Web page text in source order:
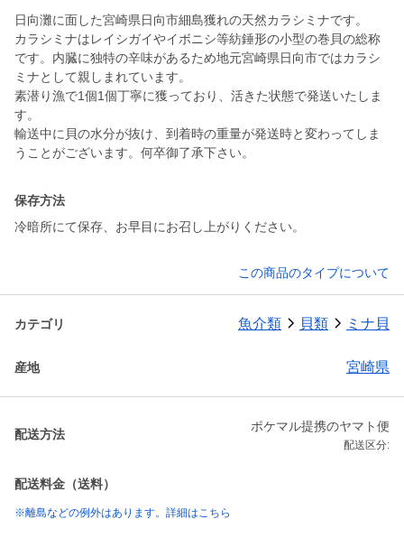
日向灘に面した宮崎県日向市細島獲れの天然カラシミナです。
カラシミナはレイシガイやイボニシ等紡錘形の小型の巻貝の総称
です。内臓に独特の辛味があるため地元宮崎県日向市ではカラシ
ミナとして親しまれています。
素潜り漁で1個1個丁寧に獲っており、活きた状態で発送いたしま
す。
輸送中に貝の水分が抜け、到着時の重量が発送時と変わってしま
うことがございます。何卒御了承下さい。
保存方法
冷暗所にて保存、お早目にお召し上がりください。
この商品のタイプについて
カテゴリ 魚介類 貝類 ミナ貝
産地 宮崎県
配送方法
ポケマル提携のヤマト便
配送区分:
配送料金（送料）
※離島などの例外はあります。詳細はこちら